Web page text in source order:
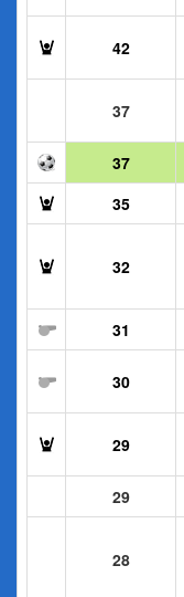
42
37
37
35
32
31
30
29
29
28